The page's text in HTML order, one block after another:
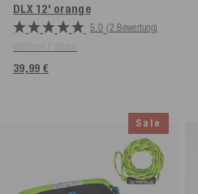
DLX 12' orange
5.0 (2 Bewertung)
39,99 €
Sale